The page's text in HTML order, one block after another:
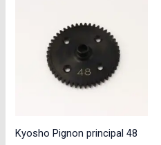
Kyosho Pignon principal 48